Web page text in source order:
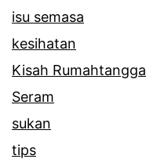
isu semasa
kesihatan
Kisah Rumahtangga
Seram
sukan
tips